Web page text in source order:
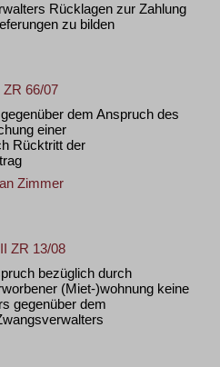
Rücklagen zur Zahlung
zu bilden
ZR 66/07
dem Anspruch des
einer
Rücktritt der
Zimmer
ZR 13/08
bezüglich durch
(Miet-)wohnung keine
gegenüber dem